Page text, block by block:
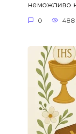
неможливо
0 488